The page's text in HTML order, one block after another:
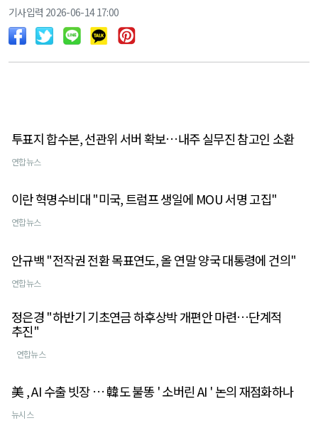
기사입력 2026-06-14 17:00
투표지 합수본, 선관위 서버 확보…내주 실무진 참고인 소환
연합뉴스
이란 혁명수비대 "미국, 트럼프 생일에 MOU 서명 고집"
연합뉴스
안규백 "전작권 전환 목표연도, 올 연말 양국 대통령에 건의"
연합뉴스
정은경 "하반기 기초연금 하후상박 개편안 마련…단계적
추진"
연합뉴스
美 , AI 수출 빗장 … 韓도 불똥 ' 소버린 AI ' 논의 재점화하나
뉴시스